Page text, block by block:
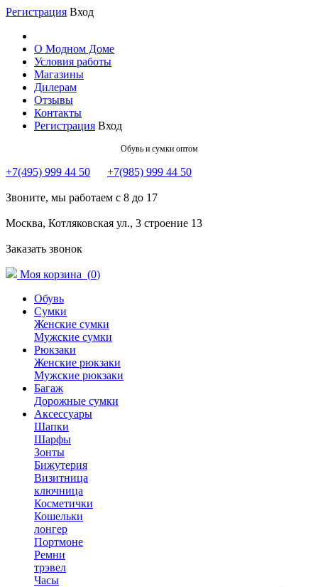
Регистрация Вход
О Модном Доме
Условия работы
Магазины
Дилерам
Отзывы
Контакты
Регистрация Вход
Обувь и сумки оптом
+7(495) 999 44 50 +7(985) 999 44 50
Звоните, мы работаем с 8 до 17
Москва, Котляковская ул., 3 строение 13
Заказать звонок
Моя корзина (0)
Обувь
Сумки
Женские сумки
Мужские сумки
Рюкзаки
Женские рюкзаки
Мужские рюкзаки
Багаж
Дорожные сумки
Аксессуары
Шапки
Шарфы
Зонты
Бижутерия
Визитница
ключница
Косметички
Кошельки
лонгер
Портмоне
Ремни
трэвел
Часы